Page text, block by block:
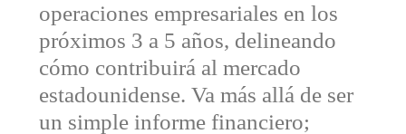
operaciones empresariales en los
próximos 3 a 5 años, delineando
cómo contribuirá al mercado
estadounidense. Va más allá de ser
un simple informe financiero;